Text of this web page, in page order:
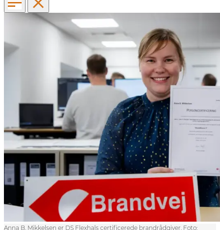
Anna B. Mikkelsen er DS Flexhals certificerede brandrådgiver. Foto: